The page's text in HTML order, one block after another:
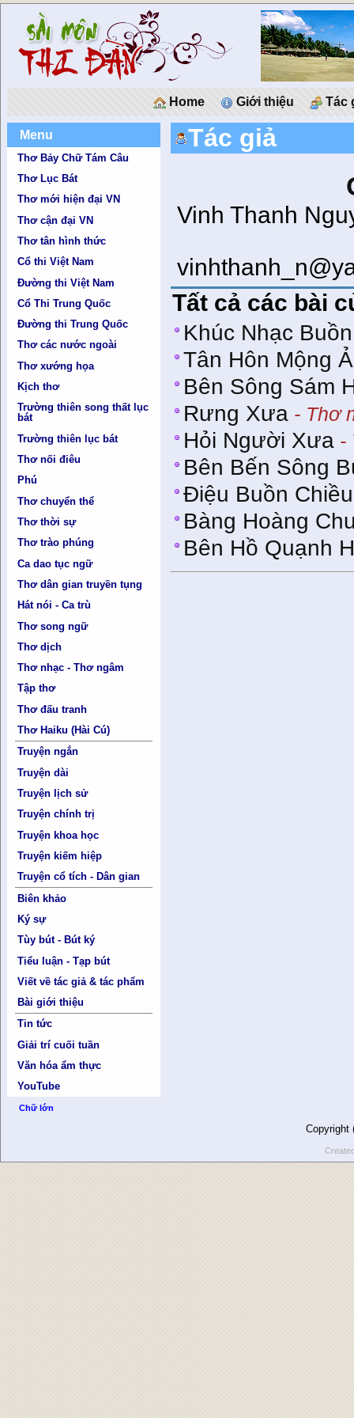
Home Giới thiệu Tác
Menu
Thơ Bảy Chữ Tám Câu
Thơ Lục Bát
Thơ mới hiện đại VN
Thơ cận đại VN
Thơ tân hình thức
Cổ thi Việt Nam
Đường thi Việt Nam
Cổ Thi Trung Quốc
Đường thi Trung Quốc
Thơ các nước ngoài
Thơ xướng họa
Kịch thơ
Trường thiên song thất lục
bát
Trường thiên lục bát
Thơ nối điêu
Phú
Thơ chuyển thể
Thơ thời sự
Thơ trào phúng
Ca dao tục ngữ
Thơ dân gian truyền tụng
Hát nói - Ca trù
Thơ song ngữ
Thơ dịch
Thơ nhạc - Thơ ngâm
Tập thơ
Thơ đấu tranh
Thơ Haiku (Hài Cú)
Truyện ngắn
Truyện dài
Truyện lịch sử
Truyện chính trị
Truyện khoa học
Truyện kiếm hiệp
Truyện cổ tích - Dân gian
Biên khảo
Ký sự
Tùy bút - Bút ký
Tiểu luận - Tạp bút
Viết về tác giả & tác phẩm
Bài giới thiệu
Tin tức
Giải trí cuối tuần
Văn hóa ẩm thực
YouTube
Chữ lớn
Tác giả
Vinh Thanh
Tất cả các bài
Khúc Nhạc Buồn
Tân Hôn Mộng
Bên Sông Sám
Rưng Xưa - Thơ
Hỏi Người Xưa -
Bên Bến Sông
Điệu Buồn
Bàng Hoàng
Bên Hồ Quạnh
Copyright